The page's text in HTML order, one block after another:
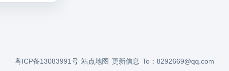
To：8292669@qq.com
更新信息
站点地图
粤ICP备13083991号